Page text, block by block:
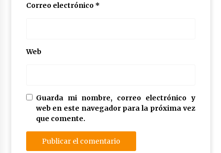
Correo electrónico *
Web
Guarda mi nombre, correo electrónico y
web en este navegador para la próxima vez
que comente.